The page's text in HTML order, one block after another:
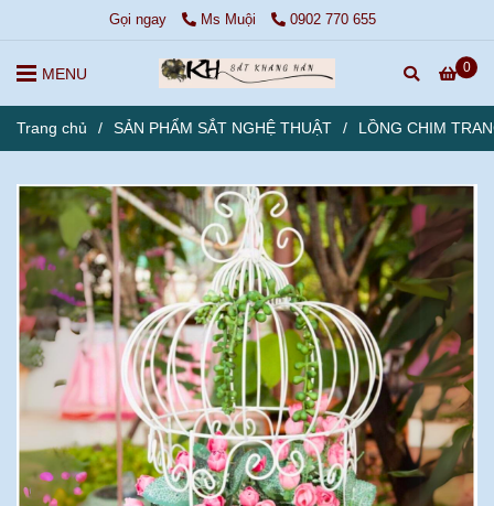
Gọi ngay Ms Muội 0902 770 655
0
MENU
Trang chủ / SẢN PHẨM SẮT NGHỆ THUẬT / LỒNG CHIM